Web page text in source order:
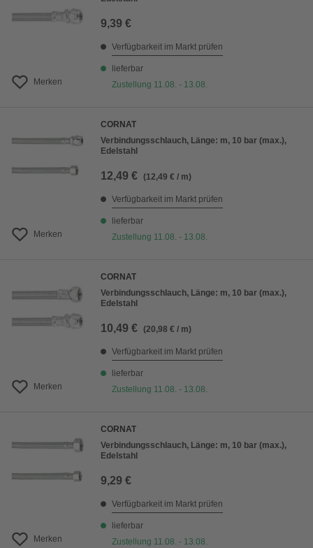
Merken
9,39 €
Verfügbarkeit im Markt prüfen
lieferbar
Zustellung 11.08. - 13.08.
Merken
CORNAT
Verbindungsschlauch, Länge: m, 10 bar (max.),
Edelstahl
12,49 € (12,49 € / m)
Verfügbarkeit im Markt prüfen
lieferbar
Zustellung 11.08. - 13.08.
Merken
CORNAT
Verbindungsschlauch, Länge: m, 10 bar (max.),
Edelstahl
10,49 € (20,98 € / m)
Verfügbarkeit im Markt prüfen
lieferbar
Zustellung 11.08. - 13.08.
Merken
CORNAT
Verbindungsschlauch, Länge: m, 10 bar (max.),
Edelstahl
9,29 €
Verfügbarkeit im Markt prüfen
lieferbar
Zustellung 11.08. - 13.08.